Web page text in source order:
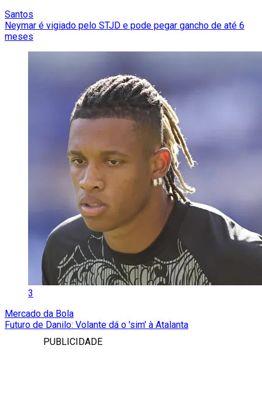
Santos
Neymar é vigiado pelo STJD e pode pegar gancho de até 6
meses
3
Mercado da Bola
Futuro de Danilo: Volante dá o 'sim' à Atalanta
PUBLICIDADE